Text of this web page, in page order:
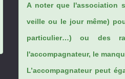
A noter que l'association
veille ou le jour même)
particulier…) ou des
l'accompagnateur, le
L’accompagnateur peut